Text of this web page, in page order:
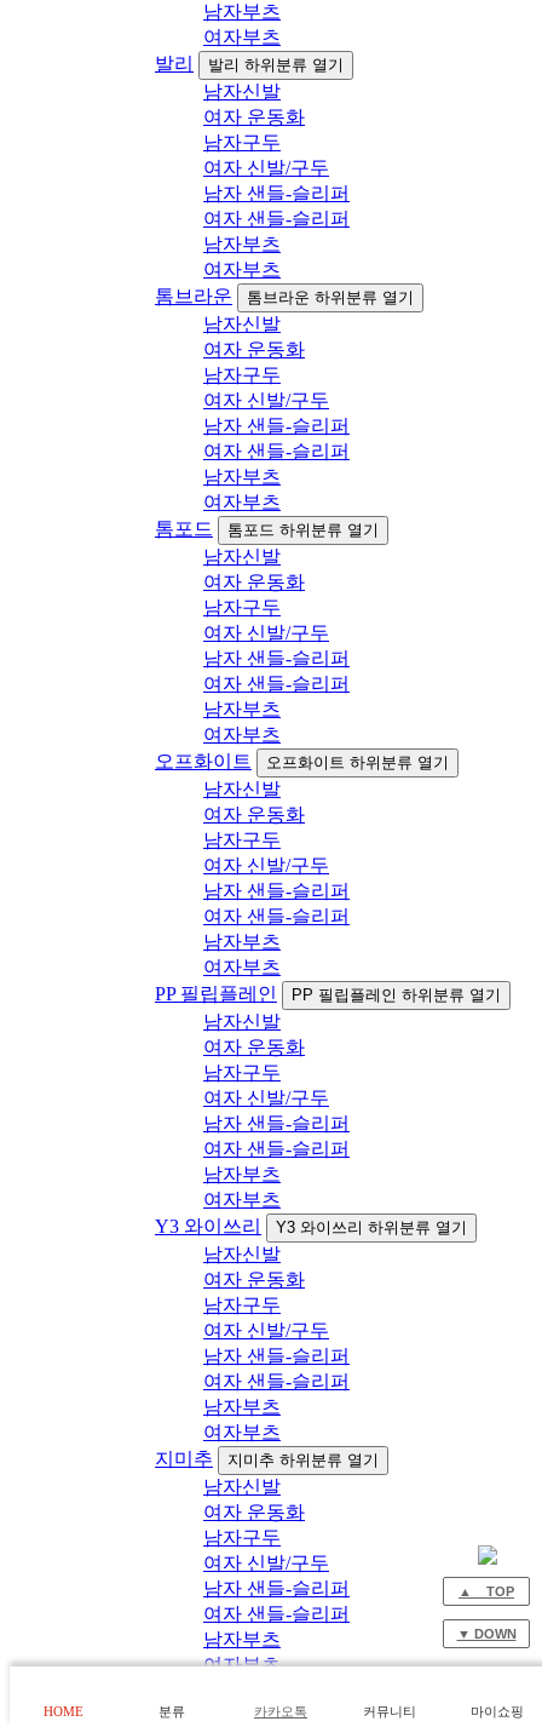
남자부츠
여자부츠
발리
발리 하위분류 열기
남자신발
여자 운동화
남자구두
여자 신발/구두
남자 샌들-슬리퍼
여자 샌들-슬리퍼
남자부츠
여자부츠
톰브라운
톰브라운 하위분류 열기
남자신발
여자 운동화
남자구두
여자 신발/구두
남자 샌들-슬리퍼
여자 샌들-슬리퍼
남자부츠
여자부츠
톰포드
톰포드 하위분류 열기
남자신발
여자 운동화
남자구두
여자 신발/구두
남자 샌들-슬리퍼
여자 샌들-슬리퍼
남자부츠
여자부츠
오프화이트
오프화이트 하위분류 열기
남자신발
여자 운동화
남자구두
여자 신발/구두
남자 샌들-슬리퍼
여자 샌들-슬리퍼
남자부츠
여자부츠
PP 필립플레인
PP 필립플레인 하위분류 열기
남자신발
여자 운동화
남자구두
여자 신발/구두
남자 샌들-슬리퍼
여자 샌들-슬리퍼
남자부츠
여자부츠
Y3 와이쓰리
Y3 와이쓰리 하위분류 열기
남자신발
여자 운동화
남자구두
여자 신발/구두
남자 샌들-슬리퍼
여자 샌들-슬리퍼
남자부츠
여자부츠
지미추
지미추 하위분류 열기
남자신발
여자 운동화
남자구두
여자 신발/구두
남자 샌들-슬리퍼
여자 샌들-슬리퍼
남자부츠
여자부츠
남자신발
HOME 분류 카카오톡 커뮤니티 마이쇼핑
▲ TOP
▼ DOWN